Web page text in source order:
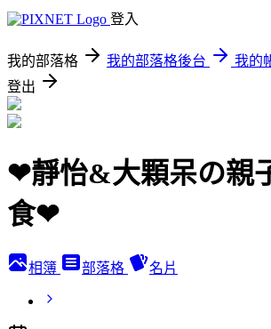
登入
我的部落格 我的部落格後台
我的
登出
❤靜怡&大顆呆の親
食❤
相簿 部落格 名片